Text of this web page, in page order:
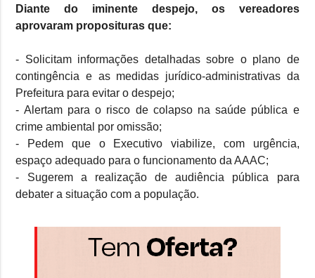
Diante do iminente despejo, os vereadores
aprovaram proposituras que:
- Solicitam informações detalhadas sobre o plano de
contingência e as medidas jurídico-administrativas da
Prefeitura para evitar o despejo;
- Alertam para o risco de colapso na saúde pública e
crime ambiental por omissão;
- Pedem que o Executivo viabilize, com urgência,
espaço adequado para o funcionamento da AAAC;
- Sugerem a realização de audiência pública para
debater a situação com a população.